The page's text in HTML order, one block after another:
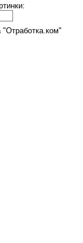
"Отработка.ком"